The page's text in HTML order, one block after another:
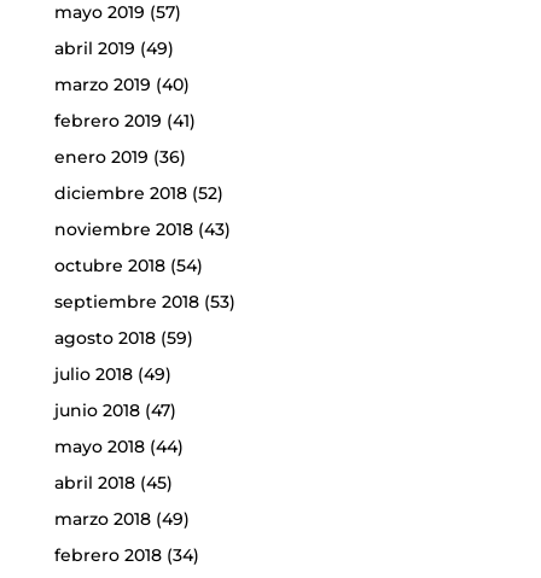
mayo 2019 (57)
abril 2019 (49)
marzo 2019 (40)
febrero 2019 (41)
enero 2019 (36)
diciembre 2018(52)
noviembre 2018(43)
octubre 2018(54)
septiembre 2018(53)
agosto 2018(59)
julio 2018(49)
junio 2018(47)
mayo 2018(44)
abril 2018(45)
marzo 2018(49)
febrero 2018(34)